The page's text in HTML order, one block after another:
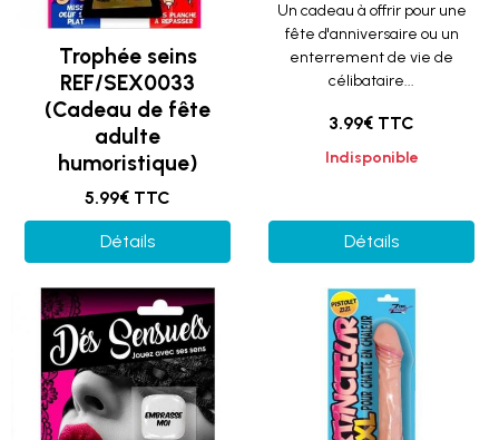
Trophée seins
REF/SEX0033
(Cadeau de fête
adulte
humoristique)
5.99€ TTC
Détails
Un cadeau à offrir pour une
fête d'anniversaire ou un
enterrement de vie de
célibataire...
3.99€ TTC
Indisponible
Détails